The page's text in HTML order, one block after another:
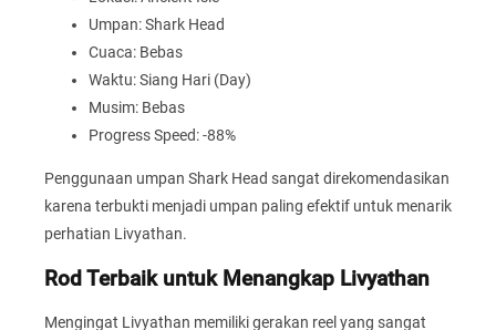
Umpan: Shark Head
Cuaca: Bebas
Waktu: Siang Hari (Day)
Musim: Bebas
Progress Speed: -88%
Penggunaan umpan Shark Head sangat direkomendasikan
karena terbukti menjadi umpan paling efektif untuk menarik
perhatian Livyathan.
Rod Terbaik untuk Menangkap Livyathan
Mengingat Livyathan memiliki gerakan reel yang sangat